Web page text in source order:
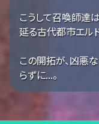
こうして召喚師達
延る古代都市エル
この開拓が、凶悪
らずに...。